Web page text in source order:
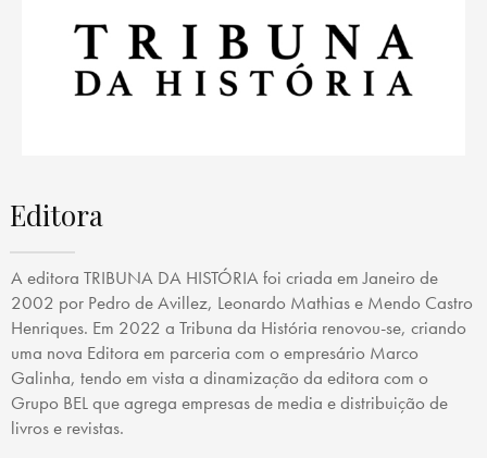
Editora
A editora TRIBUNA DA HISTÓRIA foi criada em Janeiro de
2002 por Pedro de Avillez, Leonardo Mathias e Mendo Castro
Henriques. Em 2022 a Tribuna da História renovou-se, criando
uma nova Editora em parceria com o empresário Marco
Galinha, tendo em vista a dinamização da editora com o
Grupo BEL que agrega empresas de media e distribuição de
livros e revistas.